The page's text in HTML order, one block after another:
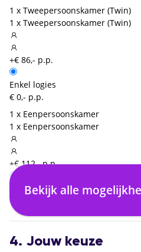
1 x Tweepersoonskamer (Twin)
1 x Tweepersoonskamer (Twin)
+€ 86,- p.p.
Enkel logies
€ 0,- p.p.
1 x Eenpersoonskamer
1 x Eenpersoonskamer
+€ 112,- p.p.
Logies en ontbijt
€ 0,- p.p.
Bekijk alle
4. Jouw keuze